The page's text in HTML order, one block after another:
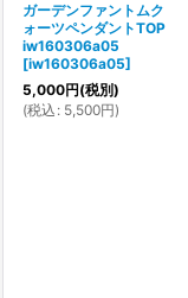
ガーデンファントムク
ォーツペンダントTOP
iw160306a05
[iw160306a05]
5,000円(税別)
(税込 : 5,500円)